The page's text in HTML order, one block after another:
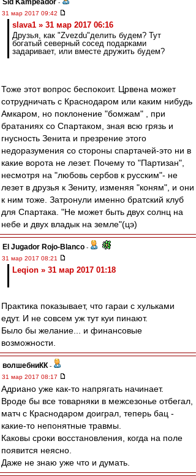
Sid Kampeador -
31 мар 2017 09:42
slava1 » 31 мар 2017 06:16
Друзья, как "Zvezdu"делить будем? Тут
богатый северный сосед подарками
задаривает, или вместе дружить будем?
Тоже этот вопрос беспокоит. Црвена может
сотрудничать с Краснодаром или каким нибудь
Амкаром, но поклонение "бомжам" , при
братаниях со Спартаком, зная всю грязь и
гнусность Зенита и презрение этого
недоразумения со стороны спартачей-это ни в
какие ворота не лезет. Почему то "Партизан",
несмотря на "любовь сербов к русским"- не
лезет в друзья к Зениту, изменяя "коням", и они
к ним тоже. Затронули именно братский клуб
для Спартака. "Не может быть двух солнц на
небе и двух владык на земле"(цэ)
El Jugador Rojo-Blanco -
31 мар 2017 08:21
Leqion » 31 мар 2017 01:18
Практика показывает, что гараи с хульками
едут. И не совсем уж тут куи пинают.
Было бы желание... и финансовые
возможности.
волшебниКК -
31 мар 2017 08:17
Адриано уже как-то напрягать начинает.
Вроде бы все товарняки в межсезонье отбегал,
матч с Краснодаром доиграл, теперь бац -
какие-то непонятные травмы.
Каковы сроки восстановления, когда на поле
появится неясно.
Даже не знаю уже что и думать.